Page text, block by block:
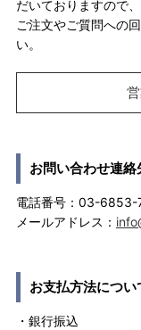
だいておりますので、
ご注文やご質問への
い。
お問い合わせ連絡
電話番号：03-
メールアドレス：
お支払方法につい
・銀行振込